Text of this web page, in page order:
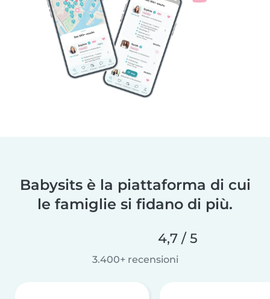
Babysits è la piattaforma di cui
le famiglie si fidano di più.
4,7 / 5
3.400+ recensioni